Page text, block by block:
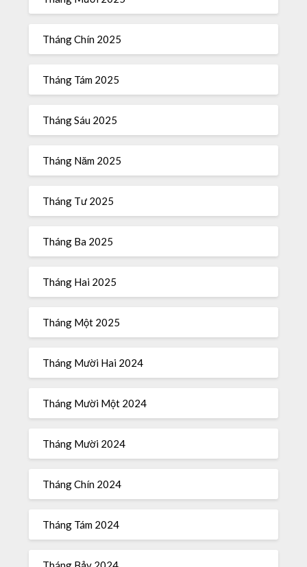
Tháng Chín 2025
Tháng Tám 2025
Tháng Sáu 2025
Tháng Năm 2025
Tháng Tư 2025
Tháng Ba 2025
Tháng Hai 2025
Tháng Một 2025
Tháng Mười Hai 2024
Tháng Mười Một 2024
Tháng Mười 2024
Tháng Chín 2024
Tháng Tám 2024